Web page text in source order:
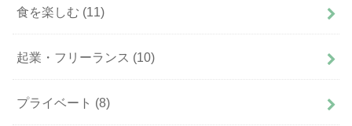
食を楽しむ (11)
起業・フリーランス (10)
プライベート (8)